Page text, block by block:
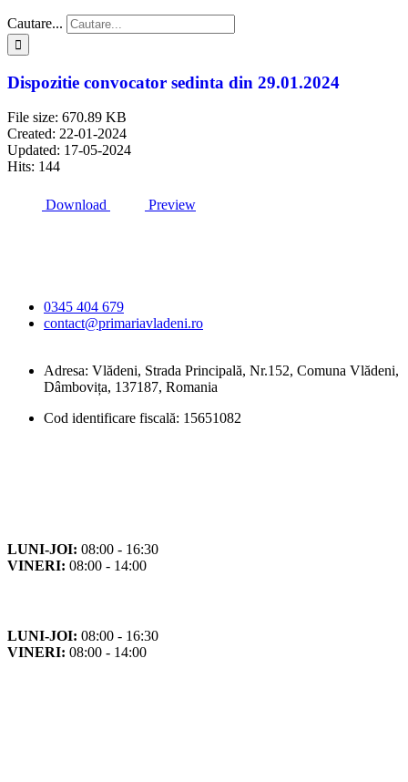
Cautare...
Dispozitie convocator sedinta din 29.01.2024
File size: 670.89 KB
Created: 22-01-2024
Updated: 17-05-2024
Hits: 144
Download Preview
0345 404 679
contact@primariavladeni.ro
Adresa: Vlădeni, Strada Principală, Nr.152, Comuna Vlădeni,
Dâmbovița, 137187, Romania
Cod identificare fiscală: 15651082
LUNI-JOI: 08:00 - 16:30
VINERI: 08:00 - 14:00
LUNI-JOI: 08:00 - 16:30
VINERI: 08:00 - 14:00